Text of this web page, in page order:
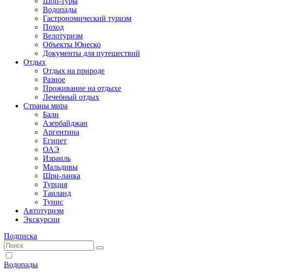
Водопады
Гастрономический туризм
Поход
Велотуризм
Объекты Юнеско
Документы для путешествий
Отдых
Отдых на природе
Разное
Проживание на отдыхе
Лечебный отдых
Страны мира
Бали
Азербайджан
Аргентина
Египет
ОАЭ
Израиль
Мальдивы
Шри-ланка
Турция
Таиланд
Тунис
Автотуризм
Экскурсии
Подписка
Водопады